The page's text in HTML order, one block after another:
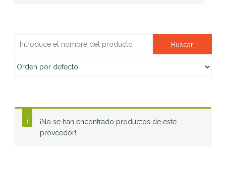
¡No se han encontrado productos de este
proveedor!